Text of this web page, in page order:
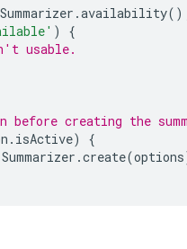
Summarizer .availability
)
{
usable.
creating the
. isActive)
{
Summarizer .create(options